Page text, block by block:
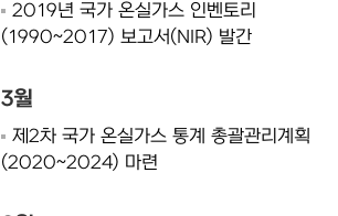
2019년 국가 온실가스 인벤토리
(1990~2017) 보고서(NIR) 발간
3월
제2차 국가 온실가스 통계 총괄관리계획
(2020~2024) 마련